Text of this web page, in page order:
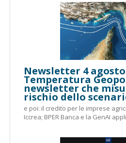
Newsletter 4 agosto
Temperatura
newsletter che
rischio dello
e poi: il credito per le imprese
Iccrea; BPER Banca e la GenAI